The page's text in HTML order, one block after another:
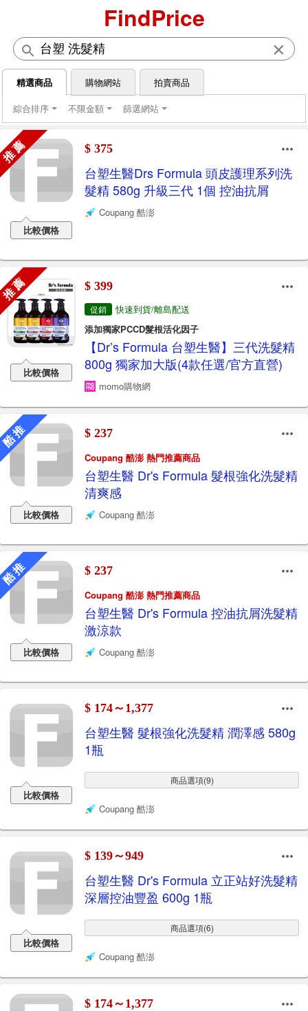
FindPrice
×
精選商品 購物網站
拍賣商品
綜合排序
不限金額 篩選網站
薦
比較價格
$ 375
台塑生醫Drs Formula 頭皮護理系列洗
髮精 580g 升級三代 1個 控油抗屑
Coupang 酷澎
薦
比較價格
$ 399
促銷
快速到貨/離島配送
添加獨家PCCD髮根活化因子
【Dr’s Formula 台塑生醫】三代洗髮精
800g 獨家加大版(4款任選/官方直營)
momo購物網
推
比較價格
$ 237
Coupang 酷澎 熱門推薦商品
台塑生醫 Dr's Formula 髮根強化洗髮精
清爽感
Coupang 酷澎
推
比較價格
$ 237
Coupang 酷澎 熱門推薦商品
台塑生醫 Dr's Formula 控油抗屑洗髮精
激涼款
Coupang 酷澎
比較價格
$ 174～1,377
台塑生醫 髮根強化洗髮精 潤澤感 580g
1瓶
商品選項(9)
Coupang 酷澎
比較價格
$ 139～949
台塑生醫 Dr's Formula 立正站好洗髮精
深層控油豐盈 600g 1瓶
商品選項(6)
Coupang 酷澎
$ 174～1,377